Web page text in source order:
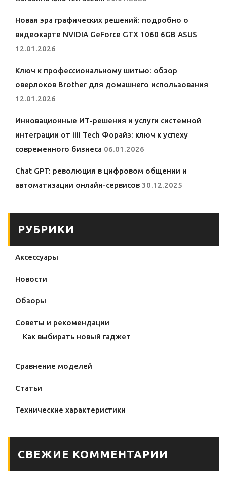
Новая эра графических решений: подробно о
видеокарте NVIDIA GeForce GTX 1060 6GB ASUS
12.01.2026
Ключ к профессиональному шитью: обзор
оверлоков Brother для домашнего использования
12.01.2026
Инновационные ИТ-решения и услуги системной
интеграции от iiii Tech Форайз: ключ к успеху
современного бизнеса 06.01.2026
Chat GPT: революция в цифровом общении и
автоматизации онлайн-сервисов 30.12.2025
РУБРИКИ
Аксессуары
Новости
Обзоры
Советы и рекомендации
Как выбирать новый гаджет
Сравнение моделей
Статьи
Технические характеристики
СВЕЖИЕ КОММЕНТАРИИ